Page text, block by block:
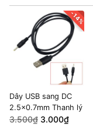
-14%
Dây USB sang DC
2.5x0.7mm Thanh lý
3.500₫ 3.000₫